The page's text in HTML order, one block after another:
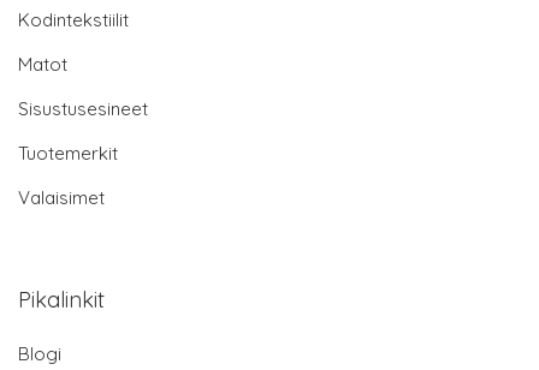
Kodintekstiilit
Matot
Sisustusesineet
Tuotemerkit
Valaisimet
Pikalinkit
Blogi